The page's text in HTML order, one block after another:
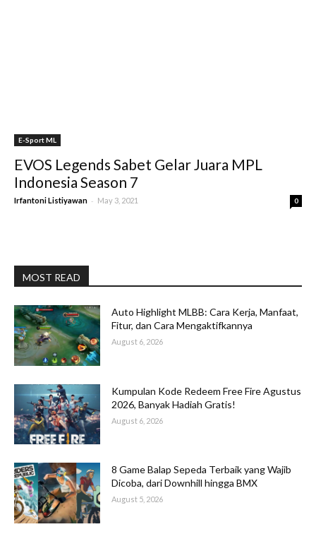
E-Sport ML
EVOS Legends Sabet Gelar Juara MPL
Indonesia Season 7
Irfantoni Listiyawan - May 3, 2021 0
MOST READ
Auto Highlight MLBB: Cara Kerja, Manfaat,
Fitur, dan Cara Mengaktifkannya
August 6, 2026
Kumpulan Kode Redeem Free Fire Agustus
2026, Banyak Hadiah Gratis!
August 6, 2026
8 Game Balap Sepeda Terbaik yang Wajib
Dicoba, dari Downhill hingga BMX
August 5, 2026